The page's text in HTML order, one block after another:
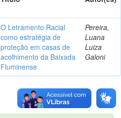
O Letramento Racial
como estratégia de
proteção em casas de
acolhimento da Baixada
Fluminense
Pereira,
Luana
Luiza
Galoni